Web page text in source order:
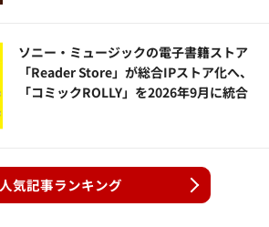
ソニー・ミュージックの電子書籍ストア
「Reader Store」が総合IPストア化へ、
「コミックROLLY」を2026年9月に統合
人気記事ランキング